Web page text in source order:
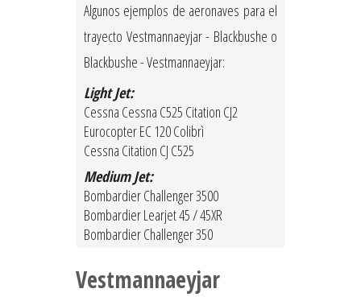
Algunos ejemplos de aeronaves para el
trayecto Vestmannaeyjar - Blackbushe o
Blackbushe - Vestmannaeyjar:
Light Jet:
Cessna Cessna C525 Citation CJ2
Eurocopter EC 120 Colibrì
Cessna Citation CJ C525
Medium Jet:
Bombardier Challenger 3500
Bombardier Learjet 45 / 45XR
Bombardier Challenger 350
Vestmannaeyjar